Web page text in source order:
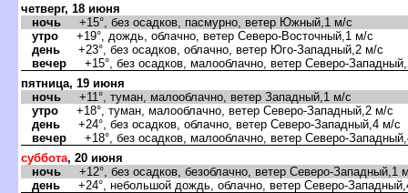
четверг, 18 июня
ночь +15°, без осадков, пасмурно, ветер Южный,1 м/с
утро +19°, дождь, облачно, ветер Северо-Восточный,1 м/с
день +23°, без осадков, облачно, ветер Юго-Западный,2 м/с
ечер +15°, без осадков, малооблачно, ветер Северо-
пятница, 19 июня
ночь +11°, туман, малооблачно, ветер Западный,1 м/с
утро +18°, туман, малооблачно, ветер Северо-Западный,2 м/с
день +24°, без осадков, облачно, ветер Северо-Западный,4 м/с
ечер +18°, без осадков, малооблачно, ветер Северо-
суббота, 20 июня
ночь +12°, без осадков, безоблачно, ветер Северо-Западный,1
день +24°, небольшой дождь, облачно, ветер Северо-